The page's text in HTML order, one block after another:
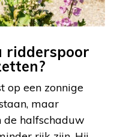
ridderspoor
op een zonnige
maar
de halfschaduw